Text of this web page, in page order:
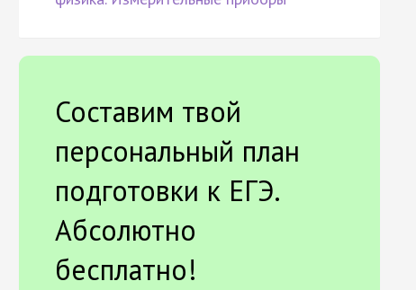
Составим твой
персональный план
подготовки к ЕГЭ.
Абсолютно
бесплатно!